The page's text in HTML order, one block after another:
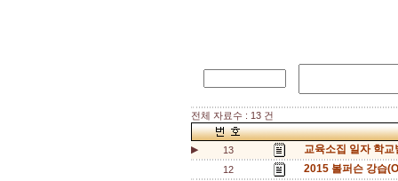
전체 자료수 : 13 건
▶ 13 교육소집 일자 학
12 2015 볼퍼슨 강습